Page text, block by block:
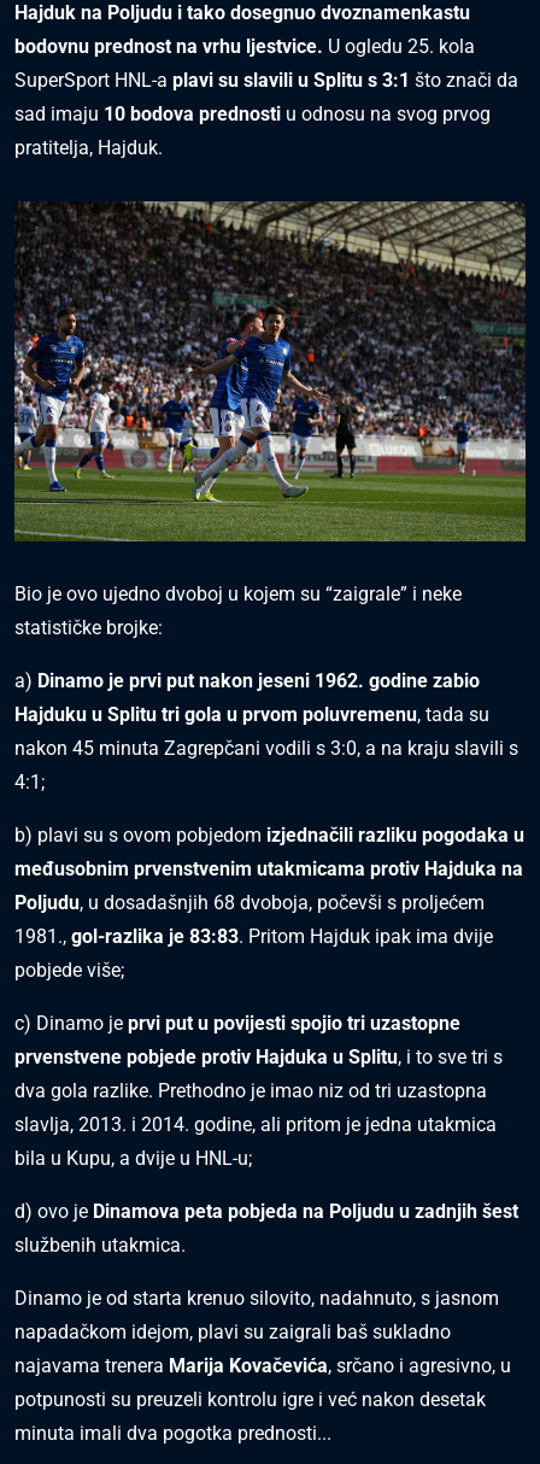
Hajduk na Poljudu i tako dosegnuo dvoznamenkastu
bodovnu prednost na vrhu ljestvice. U ogledu 25. kola
SuperSport HNL-a plavi su slavili u Splitu s 3:1 što znači da
sad imaju 10 bodova prednosti u odnosu na svog prvog
pratitelja, Hajduk.
Bio je ovo ujedno dvoboj u kojem su “zaigrale” i neke
statističke brojke:
a) Dinamo je prvi put nakon jeseni 1962. godine zabio
Hajduku u Splitu tri gola u prvom poluvremenu, tada su
nakon 45 minuta Zagrepčani vodili s 3:0, a na kraju slavili s
4:1;
b) plavi su s ovom pobjedom izjednačili razliku pogodaka u
međusobnim prvenstvenim utakmicama protiv Hajduka na
Poljudu, u dosadašnjih 68 dvoboja, počevši s proljećem
1981., gol-razlika je 83:83. Pritom Hajduk ipak ima dvije
pobjede više;
c) Dinamo je prvi put u povijesti spojio tri uzastopne
prvenstvene pobjede protiv Hajduka u Splitu, i to sve tri s
dva gola razlike. Prethodno je imao niz od tri uzastopna
slavlja, 2013. i 2014. godine, ali pritom je jedna utakmica
bila u Kupu, a dvije u HNL-u;
d) ovo je Dinamova peta pobjeda na Poljudu u zadnjih šest
službenih utakmica.
Dinamo je od starta krenuo silovito, nadahnuto, s jasnom
napadačkom idejom, plavi su zaigrali baš sukladno
najavama trenera Marija Kovačevića, srčano i agresivno, u
potpunosti su preuzeli kontrolu igre i već nakon desetak
minuta imali dva pogotka prednosti...